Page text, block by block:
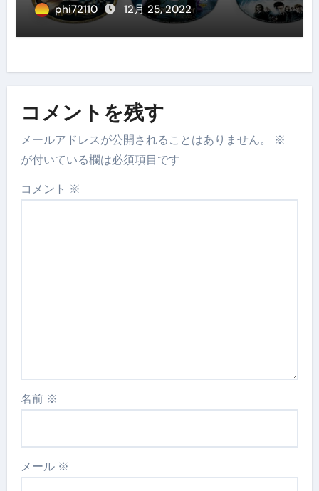
phi72110 12月 25, 2022
コメントを残す
メールアドレスが公開されることはありません。
※
が付いている欄は必須項目です
コメント ※
名前 ※
メール ※